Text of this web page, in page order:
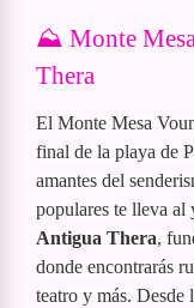
⛰️ Monte
Thera
El Monte Mesa
final de la playa de
amantes del
populares te lleva al
Antigua Thera,
donde encontrarás
teatro y más. Desde